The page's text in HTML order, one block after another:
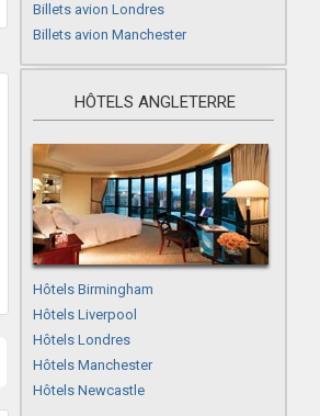
Billets avion Londres
Billets avion Manchester
HÔTELS ANGLETERRE
Hôtels Birmingham
Hôtels Liverpool
Hôtels Londres
Hôtels Manchester
Hôtels Newcastle